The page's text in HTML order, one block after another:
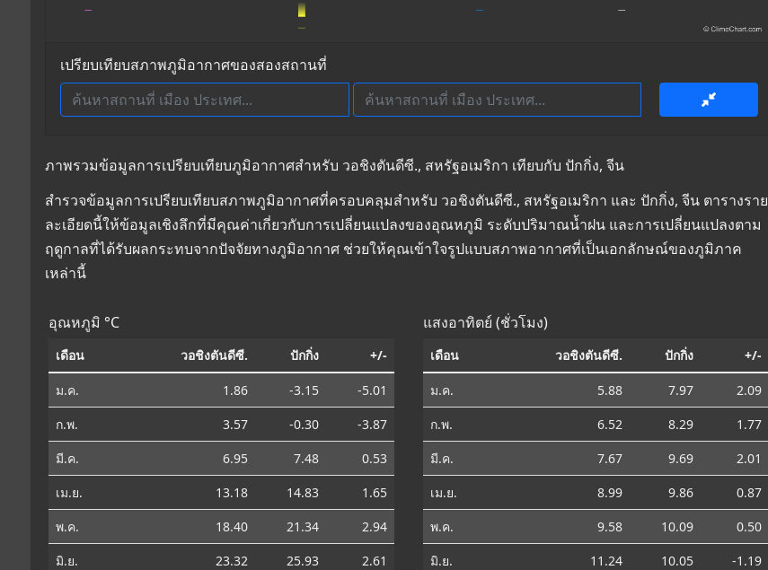
เปรียบเทียบสภาพภูมิอากาศของสองสถานที่
ภาพรวมข้อมูลการเปรียบเทียบภูมิอากาศสำหรับ วอชิงตันดีซี., สหรัฐอเมริกา เทียบกับ ปักกิ่ง, จีน
สำรวจข้อมูลการเปรียบเทียบสภาพภูมิอากาศที่ครอบคลุมสำหรับ วอชิงตันดีซี., สหรัฐอเมริกา และ ปักกิ่ง, จีน ตารางราย
ละเอียดนี้ให้ข้อมูลเชิงลึกที่มีคุณค่าเกี่ยวกับการเปลี่ยนแปลงของอุณหภูมิ ระดับปริมาณน้ำฝน และการเปลี่ยนแปลงตาม
ฤดูกาลที่ได้รับผลกระทบจากปัจจัยทางภูมิอากาศ ช่วยให้คุณเข้าใจรูปแบบสภาพอากาศที่เป็นเอกลักษณ์ของภูมิภาค
เหล่านี้
อุณหภูมิ °C
เดือน วอชิงตันดีซี. ปักกิ่ง +/-
ม.ค. 1.86 -3.15
-5.01
ก.พ.
3.57 -0.30
-3.87
มี.ค.
6.95 7.48
0.53
เม.ย.
13.18 14.83
1.65
พ.ค.
18.40 21.34
2.94
มิ.ย.
23.32 25.93
2.61
แสงอาทิตย์ (ชั่วโมง)
เดือน วอชิงตันดีซี. ปักกิ่ง +/-
ม.ค. 5.88 7.97
2.09
ก.พ.
6.52 8.29
1.77
มี.ค.
7.67 9.69
2.01
เม.ย.
8.99 9.86
0.87
พ.ค.
9.58 10.09
0.50
มิ.ย.
11.24 10.05
-1.19